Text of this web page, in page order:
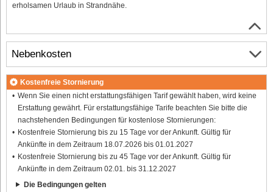
erholsamen Urlaub in Strandnähe.
Nebenkosten
Kostenfreie Stornierung
Wenn Sie einen nicht erstattungsfähigen Tarif gewählt haben, wird keine
Erstattung gewährt. Für erstattungsfähige Tarife beachten Sie bitte die
nachstehenden Bedingungen für kostenlose Stornierungen:
Kostenfreie Stornierung bis zu 15 Tage vor der Ankunft. Gültig für
Ankünfte in dem Zeitraum 18.07.2026 bis 01.01.2027
Kostenfreie Stornierung bis zu 45 Tage vor der Ankunft. Gültig für
Ankünfte in dem Zeitraum 02.01. bis 31.12.2027
Die Bedingungen gelten